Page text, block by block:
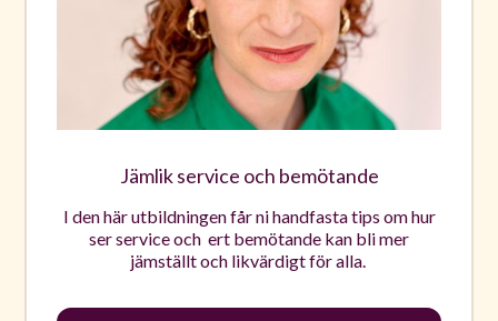
Jämlik service och bemötande
I den här utbildningen får ni handfasta tips om hur
ser service och ert bemötande kan bli mer
jämställt och likvärdigt för alla.